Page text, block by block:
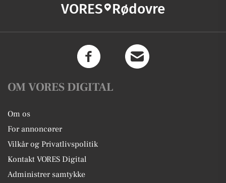
VORES Rødovre
OM VORES DIGITAL
Om os
For annoncører
Vilkår og Privatlivspolitik
Kontakt VORES Digital
Administrer samtykke